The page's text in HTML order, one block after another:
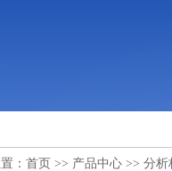
： 首页 >> 产品中心 >> 分析